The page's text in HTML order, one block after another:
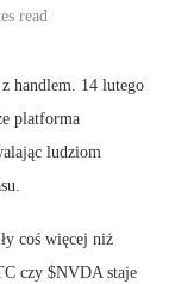
read
handlem. 14 lutego
platforma
ludziom
coś więcej niż
czy $NVDA staje